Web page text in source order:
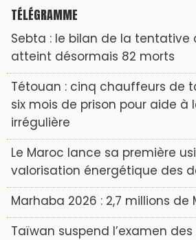
TÉLÉGRAMME
Sebta : le bilan de la tentative
atteint désormais 82 morts
Tétouan : cinq chauffeurs de
six mois de prison pour aide à
irrégulière
Le Maroc lance sa première
valorisation énergétique des
Marhaba 2026 : 2,7 millions de
Taïwan suspend l’examen